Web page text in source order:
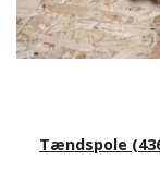
Tændspole